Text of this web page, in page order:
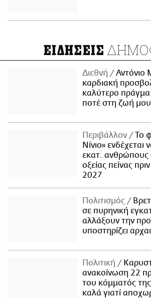
ΕΙΔΗΣΕΙΣ
Διεθνή
Αντόνιο
καρδιακή
καλύτερο
ποτέ στη ζωή
Περιβάλλον
Το
Νίνιο» ενδέχεται
εκατ. ανθρώπους
οξείας πείνας
2027
Πολιτισμός
σε πυρηνική
αλλάξουν την
υποστηρίζει
Πολιτική
ανακοίνωση 22
του κόμματός
καλά γιατί